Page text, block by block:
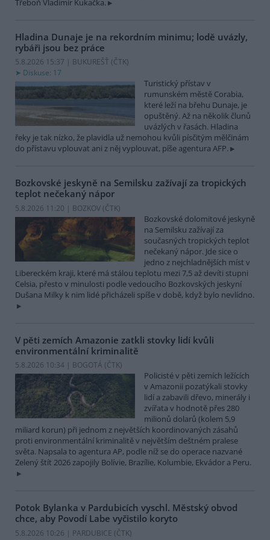
Třeboň Vladimír Kukačka.
Hladina Dunaje je na rekordním minimu; lodě uvázly,
rybáři jsou bez práce
5.8.2026 15:37 | BUKUREŠŤ (ČTK)
Diskuse: 17
Turistický přístav v
rumunském městě Corabia,
které leží na břehu Dunaje, je
opuštěný. Až na několik člunů
uvázlých v řasách. Hladina
řeky je tak nízko, že plavidla už nemohou kvůli písčitým mělčinám
do přístavu vplouvat ani z něj vyplouvat, píše agentura AFP.
Bozkovské jeskyně na Semilsku zažívají za tropických
teplot nečekaný nápor
5.8.2026 11:20 | BOZKOV (ČTK)
Bozkovské dolomitové jeskyně
na Semilsku zažívají za
současných tropických teplot
nečekaný nápor. Jde sice o
jedno z nejchladnějších míst v
Libereckém kraji, které má stálou teplotu mezi 7,5 až devíti stupni
Celsia, přesto v minulosti podle vedoucího Bozkovských jeskyní
Dušana Milky k nim lidé přicházeli spíše v době, když bylo nevlídno.
V pěti zemích Amazonie zatkli stovky lidí kvůli
environmentální kriminalitě
5.8.2026 10:34 | BOGOTÁ (ČTK)
Policisté v pěti zemích ležících
v Amazonii pozatýkali stovky
lidí a zabavili dřevo, minerály i
zvířata v hodnotě přes 280
milionů dolarů (kolem 5,9
miliard korun) při jednom z největších koordinovaných zásahů
proti environmentální kriminalitě v největším deštném pralese
světa. Napsala to agentura AP, podle níž se do operace nazvané
Zelený štít 2026 zapojily Bolívie, Brazílie, Kolumbie, Ekvádor a Peru.
Potok Bylanka v Pardubicích vyschl. Městský obvod
chce, aby Povodí Labe vyčistilo koryto
5.8.2026 10:26 | PARDUBICE (ČTK)